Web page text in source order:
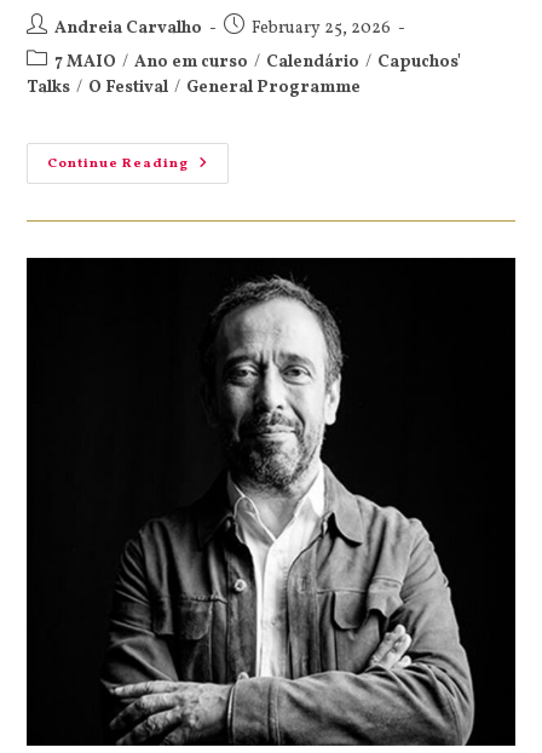
Andreia Carvalho
February 25, 2026
7 MAIO / Ano em curso / Calendário / Capuchos'
Talks / O Festival / General Programme
Continue Reading